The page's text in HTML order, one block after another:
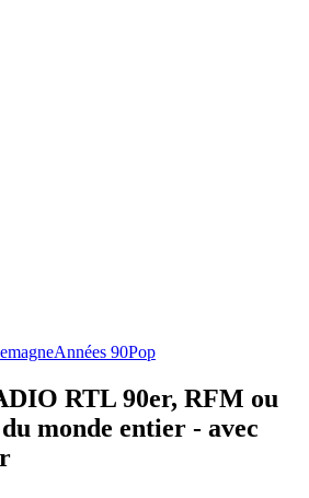
Années 90Pop
RTL 90er, RFM ou
monde entier - avec